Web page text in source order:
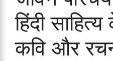
हिंदी
कवि और